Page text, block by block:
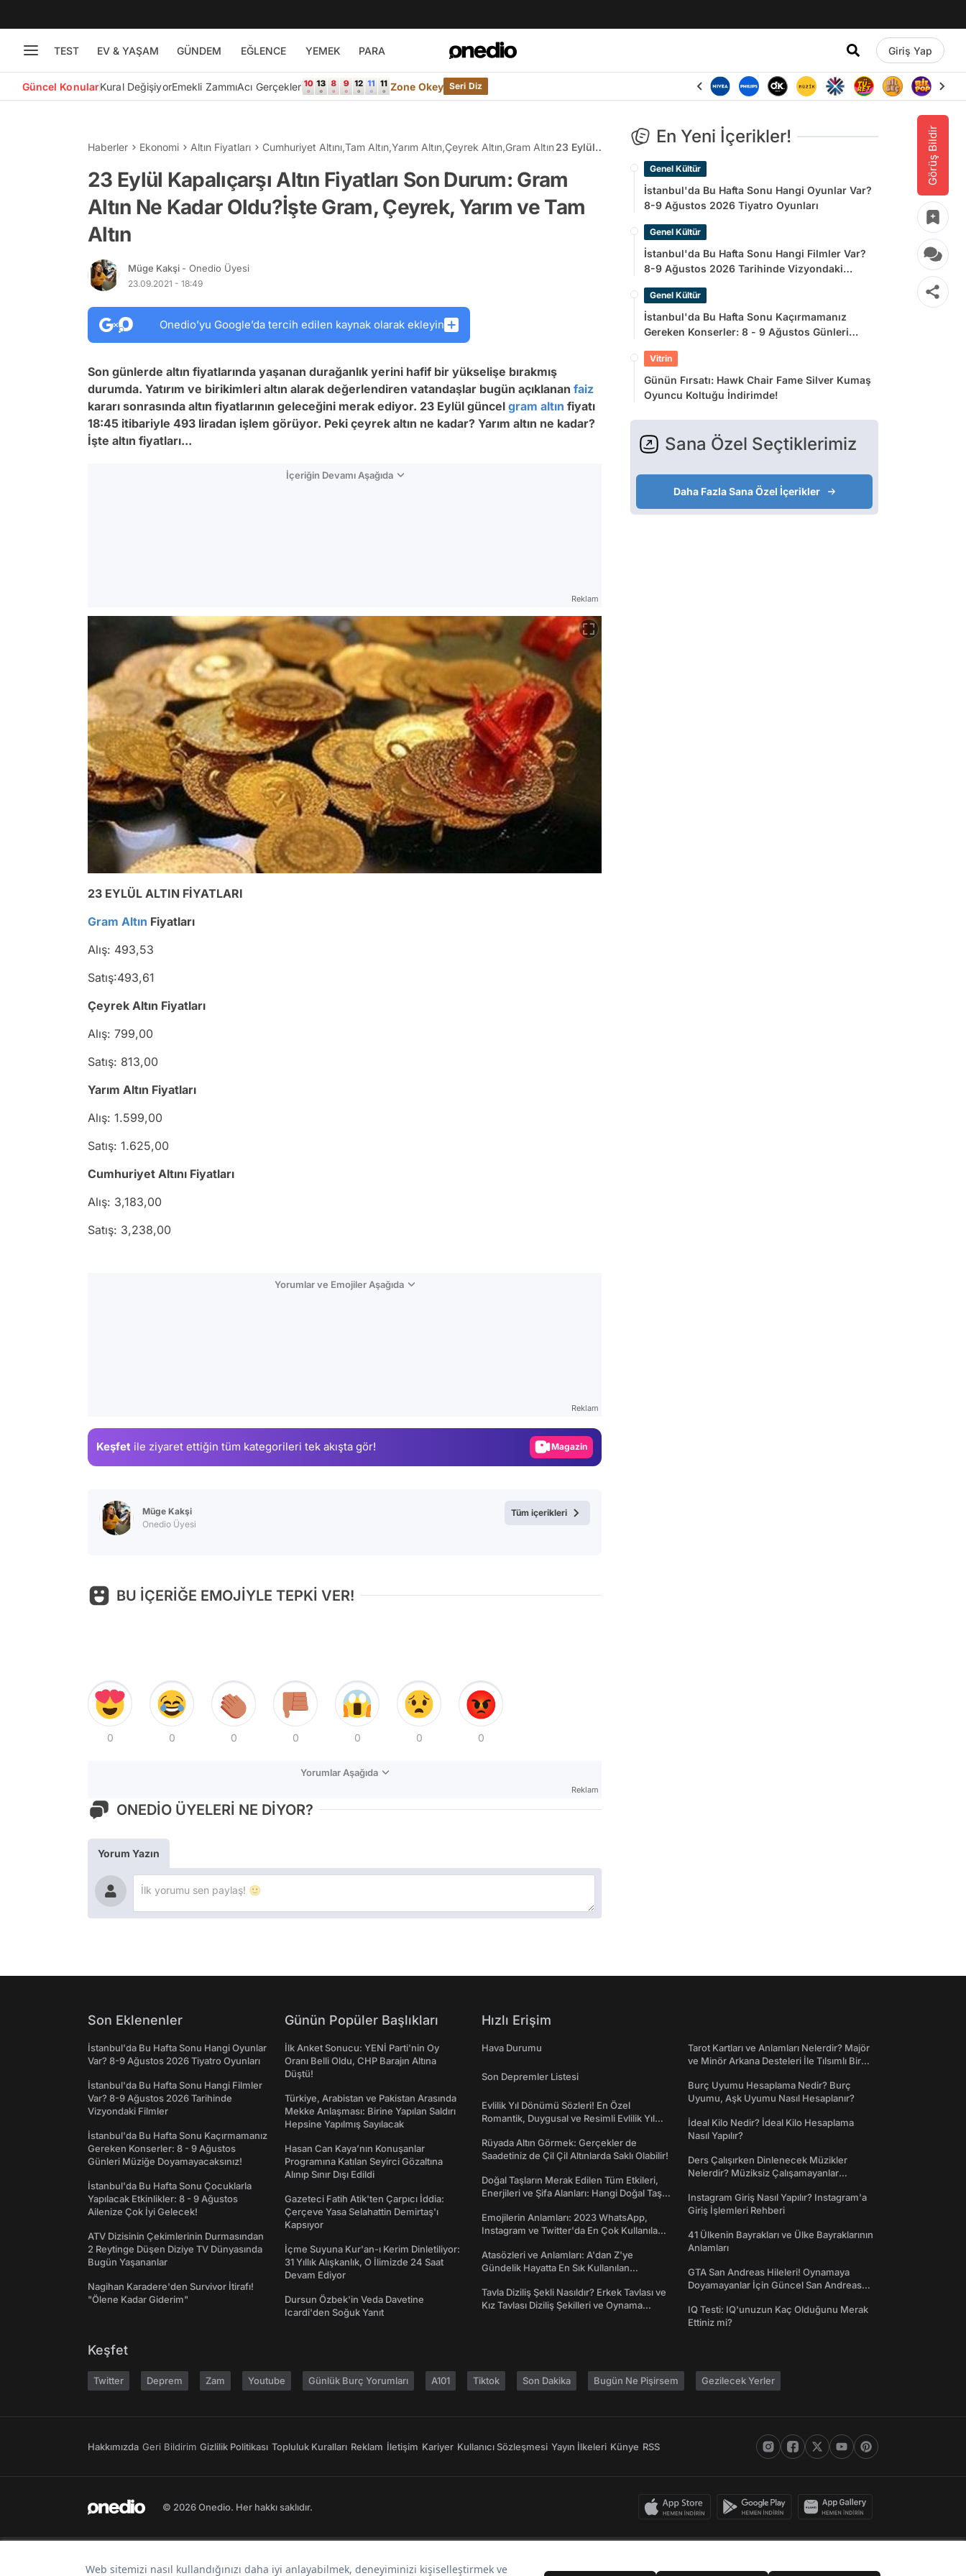
TEST EV & YAŞAM GÜNDEM EĞLENCE YEMEK PARA Giriş Yap
Güncel KonularKural DeğişiyorEmekli ZammıAcı Gerçekler Zone Okey Seri Diz
Görüş Bildir
Haberler Ekonomi Altın Fiyatları Cumhuriyet Altını,Tam Altın,Yarım Altın,Çeyrek Altın,Gram Altın23 Eylül
Altın Fiyatları
Gram Altın
23 Eylül Kapalıçarşı Altın Fiyatları Son Durum: Gram
Altın Ne Kadar Oldu?İşte Gram, Çeyrek, Yarım ve Tam
Altın
Müge Kakşi - Onedio Üyesi
23.09.2021 - 18:49
Onedio’yu Google’da tercih edilen kaynak olarak ekleyin
Son günlerde altın fiyatlarında yaşanan durağanlık yerini hafif bir yükselişe bırakmış
durumda. Yatırım ve birikimleri altın alarak değerlendiren vatandaşlar bugün açıklanan faiz
kararı sonrasında altın fiyatlarının geleceğini merak ediyor. 23 Eylül güncel gram altın fiyatı
18:45 itibariyle 493 liradan işlem görüyor. Peki çeyrek altın ne kadar? Yarım altın ne kadar?
İşte altın fiyatları...
İçeriğin Devamı Aşağıda
Reklam
23 EYLÜL ALTIN FİYATLARI
Gram Altın Fiyatları
Alış: 493,53
Satış:493,61
Çeyrek Altın Fiyatları
Alış: 799,00
Satış: 813,00
Yarım Altın Fiyatları
Alış: 1.599,00
Satış: 1.625,00
Cumhuriyet Altını Fiyatları
Alış: 3,183,00
Satış: 3,238,00
Yorumlar ve Emojiler Aşağıda
Reklam
Keşfet ile ziyaret ettiğin tüm kategorileri tek akışta gör! Magazin
Müge Kakşi
Onedio Üyesi
Tüm içerikleri
BU İÇERİĞE EMOJİYLE TEPKİ VER!
0 0 0 0 0 0 0
Yorumlar Aşağıda
Reklam
ONEDİO ÜYELERİ NE DİYOR?
Yorum Yazın
En Yeni İçerikler!
Genel Kültür
İstanbul'da Bu Hafta Sonu Hangi Oyunlar Var?
8-9 Ağustos 2026 Tiyatro Oyunları
Genel Kültür
İstanbul'da Bu Hafta Sonu Hangi Filmler Var?
8-9 Ağustos 2026 Tarihinde Vizyondaki
Genel Kültür
İstanbul'da Bu Hafta Sonu Kaçırmamanız
Gereken Konserler: 8 - 9 Ağustos Günleri
Vitrin
Günün Fırsatı: Hawk Chair Fame Silver Kumaş
Oyuncu Koltuğu İndirimde!
Sana Özel Seçtiklerimiz
Daha Fazla Sana Özel İçerikler
Son Eklenenler
İstanbul'da Bu Hafta Sonu Hangi Oyunlar
Var? 8-9 Ağustos 2026 Tiyatro Oyunları
İstanbul'da Bu Hafta Sonu Hangi Filmler
Var? 8-9 Ağustos 2026 Tarihinde
Vizyondaki Filmler
İstanbul'da Bu Hafta Sonu Kaçırmamanız
Gereken Konserler: 8 - 9 Ağustos
Günleri Müziğe Doyamayacaksınız!
İstanbul'da Bu Hafta Sonu Çocuklarla
Yapılacak Etkinlikler: 8 - 9 Ağustos
Ailenize Çok İyi Gelecek!
ATV Dizisinin Çekimlerinin Durmasından
2 Reytinge Düşen Diziye TV Dünyasında
Bugün Yaşananlar
Nagihan Karadere'den Survivor İtirafı!
"Ölene Kadar Giderim"
Günün Popüler Başlıkları
İlk Anket Sonucu: YENİ Parti'nin Oy
Oranı Belli Oldu, CHP Barajın Altına
Düştü!
Türkiye, Arabistan ve Pakistan Arasında
Mekke Anlaşması: Birine Yapılan Saldırı
Hepsine Yapılmış Sayılacak
Hasan Can Kaya’nın Konuşanlar
Programına Katılan Seyirci Gözaltına
Alınıp Sınır Dışı Edildi
Gazeteci Fatih Atik'ten Çarpıcı İddia:
Çerçeve Yasa Selahattin Demirtaş'ı
Kapsıyor
İçme Suyuna Kur'an-ı Kerim Dinletiliyor:
31 Yıllık Alışkanlık, O İlimizde 24 Saat
Devam Ediyor
Dursun Özbek'in Veda Davetine
Icardi'den Soğuk Yanıt
Hızlı Erişim
Hava Durumu
Son Depremler Listesi
Evlilik Yıl Dönümü Sözleri! En Özel
Romantik, Duygusal ve Resimli Evlilik Yıl
Rüyada Altın Görmek: Gerçekler de
Saadetiniz de Çil Çil Altınlarda Saklı Olabilir!
Doğal Taşların Merak Edilen Tüm Etkileri,
Enerjileri ve Şifa Alanları: Hangi Doğal Taş
Emojilerin Anlamları: 2023 WhatsApp,
Instagram ve Twitter'da En Çok Kullanılan
Atasözleri ve Anlamları: A'dan Z'ye
Gündelik Hayatta En Sık Kullanılan
Tavla Diziliş Şekli Nasıldır? Erkek Tavlası ve
Kız Tavlası Diziliş Şekilleri ve Oynama
Tarot Kartları ve Anlamları Nelerdir? Majör
ve Minör Arkana Desteleri İle Tılsımlı Bir
Burç Uyumu Hesaplama Nedir? Burç
Uyumu, Aşk Uyumu Nasıl Hesaplanır?
İdeal Kilo Nedir? İdeal Kilo Hesaplama
Nasıl Yapılır?
Ders Çalışırken Dinlenecek Müzikler
Nelerdir? Müziksiz Çalışamayanlar
Instagram Giriş Nasıl Yapılır? Instagram'a
Giriş İşlemleri Rehberi
41 Ülkenin Bayrakları ve Ülke Bayraklarının
Anlamları
GTA San Andreas Hileleri! Oynamaya
Doyamayanlar İçin Güncel San Andreas
IQ Testi: IQ'unuzun Kaç Olduğunu Merak
Ettiniz mi?
Keşfet
Twitter Deprem Zam Youtube Günlük Burç Yorumları A101 Tiktok Son Dakika Bugün Ne Pişirsem Gezilecek Yerler
Hakkımızda Geri Bildirim Gizlilik Politikası Topluluk Kuralları Reklam İletişim Kariyer Kullanıcı Sözleşmesi Yayın İlkeleri Künye RSS
© 2026 Onedio. Her hakkı saklıdır.